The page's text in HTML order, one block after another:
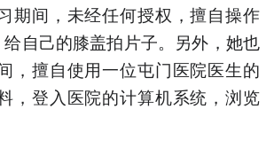
期间，未经任何授权，擅自操作
自己的膝盖拍片子。另外，她也
，擅自使用一位屯门医院医生的
，登入医院的计算机系统，浏览